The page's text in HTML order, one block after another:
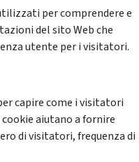
per comprendere e
del sito Web che
utente per i visitatori.
capire come i visitatori
aiutano a fornire
di visitatori, frequenza di